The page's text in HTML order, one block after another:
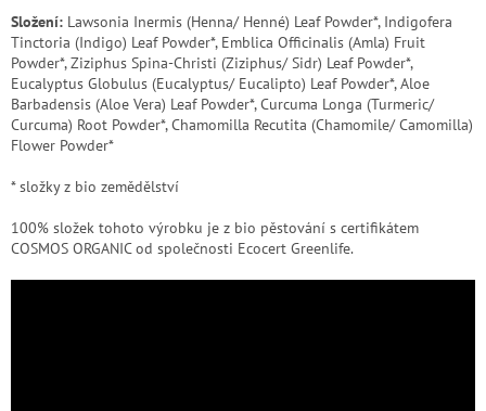
Složení: Lawsonia Inermis (Henna/ Henné) Leaf Powder*, Indigofera
Tinctoria (Indigo) Leaf Powder*, Emblica Officinalis (Amla) Fruit
Powder*, Ziziphus Spina-Christi (Ziziphus/ Sidr) Leaf Powder*,
Eucalyptus Globulus (Eucalyptus/ Eucalipto) Leaf Powder*, Aloe
Barbadensis (Aloe Vera) Leaf Powder*, Curcuma Longa (Turmeric/
Curcuma) Root Powder*, Chamomilla Recutita (Chamomile/ Camomilla)
Flower Powder*
* složky z bio zemědělství
100% složek tohoto výrobku je z bio pěstování s certifikátem
COSMOS ORGANIC od společnosti Ecocert Greenlife.